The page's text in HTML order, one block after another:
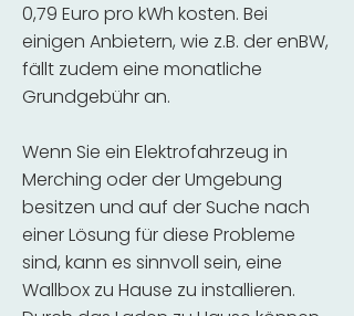
0,79 Euro pro kWh kosten. Bei
einigen Anbietern, wie z.B. der enBW,
fällt zudem eine monatliche
Grundgebühr an.
Wenn Sie ein Elektrofahrzeug in
Merching oder der Umgebung
besitzen und auf der Suche nach
einer Lösung für diese Probleme
sind, kann es sinnvoll sein, eine
Wallbox zu Hause zu installieren.